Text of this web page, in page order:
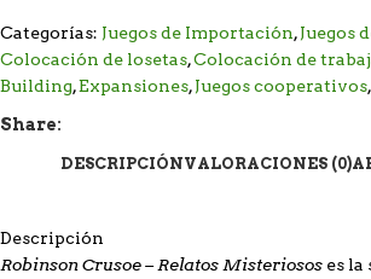
Categorías: Juegos de Importación,Juegos
Colocación de losetas,Colocación de
Building,Expansiones,Juegos cooperativos,
Share:
DESCRIPCIÓNVALORACIONES (0)
Descripción
Robinson Crusoe – Relatos Misteriosos es la